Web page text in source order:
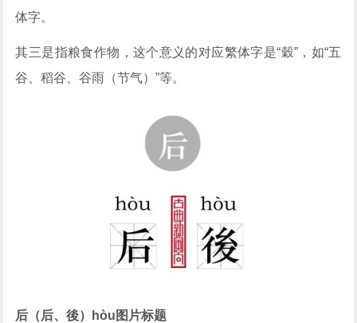
体字。
其三是指粮食作物，这个意义的对应繁体字是“穀”，如“五
谷、稻谷、谷雨（节气）”等。
后（后、後）hòu图片标题